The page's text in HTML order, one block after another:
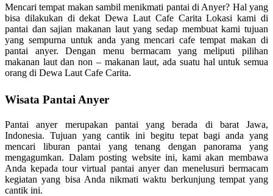
Mencari tempat makan sambil menikmati pantai di Anyer? Hal yang
bisa dilakukan di dekat Dewa Laut Cafe Carita Lokasi kami di
pantai dan sajian makanan laut yang sedap membuat kami tujuan
yang sempurna untuk anda yang mencari cafe tempat makan di
pantai anyer. Dengan menu bermacam yang meliputi pilihan
makanan laut dan non – makanan laut, ada suatu hal untuk semua
orang di Dewa Laut Cafe Carita.
Wisata Pantai Anyer
Pantai anyer merupakan pantai yang berada di barat Jawa,
Indonesia. Tujuan yang cantik ini begitu tepat bagi anda yang
mencari liburan pantai yang tenang dengan panorama yang
mengagumkan. Dalam posting website ini, kami akan membawa
Anda kepada tour virtual pantai anyer dan menelusuri bermacam
kegiatan yang bisa Anda nikmati waktu berkunjung tempat yang
cantik ini.